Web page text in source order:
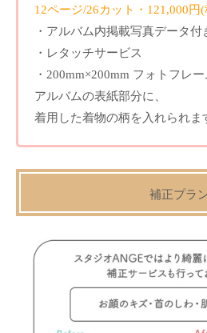
12ページ/26カット・121,000円
・アルバム内掲載写真データ付
・レタッチサービス
・200mm×200mm フォトフレー
アルバムの表紙部分に、
着用した着物の柄を入れられま
補正プラ